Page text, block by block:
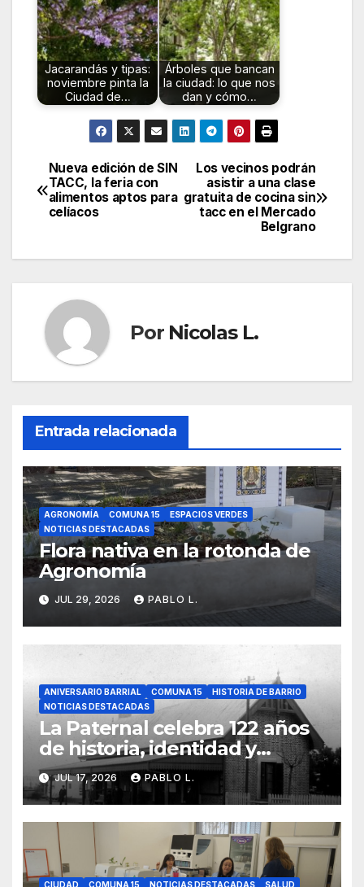
Jacarandás y tipas:
noviembre pinta la
Ciudad de…
Árboles que bancan
la ciudad: lo que nos
dan y cómo…
Navegación
de
Los vecinos podrán
asistir a una clase
gratuita de cocina sin
tacc en el Mercado
Belgrano
Nueva edición de SIN
TACC, la feria con
alimentos aptos para
celíacos
Por Nicolas L.
Entrada relacionada
AGRONOMÍA COMUNA 15
ESPACIOS VERDES
NOTICIAS DESTACADAS
Flora nativa en la rotonda de
Agronomía
JUL 29, 2026 PABLO L.
ANIVERSARIO BARRIAL COMUNA 15
HISTORIA DE BARRIO
NOTICIAS DESTACADAS
La Paternal celebra 122 años
de historia, identidad y
memoria barrial
JUL 17, 2026 PABLO L.
CIUDAD COMUNA 15 NOTICIAS DESTACADAS SALUD